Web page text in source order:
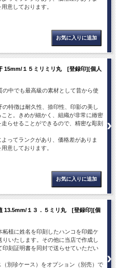
意しております。
15mm/１５ミリミリ丸 [登録印][個人
の中でも最高級の素材として昔から使
の特徴は耐久性、捺印性、印影の美し
と。きめが細かく、組織が非常に緻密
らせることができるので、精密な彫刻
ってランクがあり、価格差がありま
意しております。
13.5mm/１３．５ミリ丸 [登録印][個
柘植に姓名を印刻したハンコを印鑑ケ
りいたします。その他に当店で作成し
印刻証明書を同封で送らせていただい
別珍ケース）をオプション（別売）で